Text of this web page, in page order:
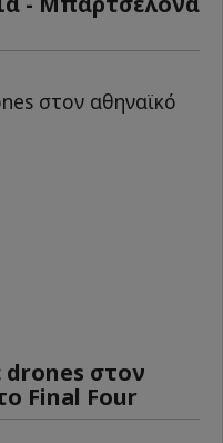
στον
Final Four